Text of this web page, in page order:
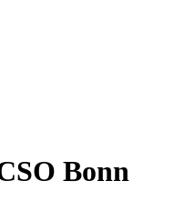
Bonn